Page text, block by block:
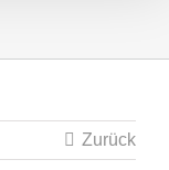
Zurück